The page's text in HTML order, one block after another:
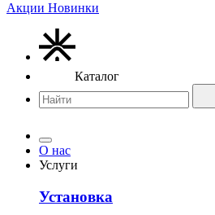
Акции Новинки
Каталог
О нас
Услуги
Установка